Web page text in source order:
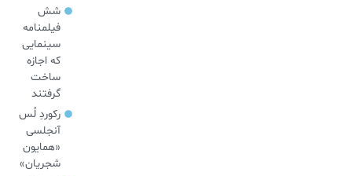
شش
فیلمنامه
سینمایی
که اجازه
ساخت
گرفتند
رکوردِ لُس
آنجلسی
«همایون
شجریان»